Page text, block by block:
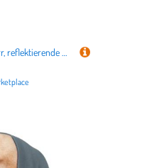
Hundetrainingsgeschirr, reflektierende Weste, Trainingsweste, strapazierfähig, für Schlitten, verstellbarer Gürtel, Trainingsgeschirr